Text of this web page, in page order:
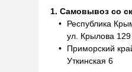
1. Самовывоз со
Республика
ул. Крылова 129
Приморский
Уткинская 6